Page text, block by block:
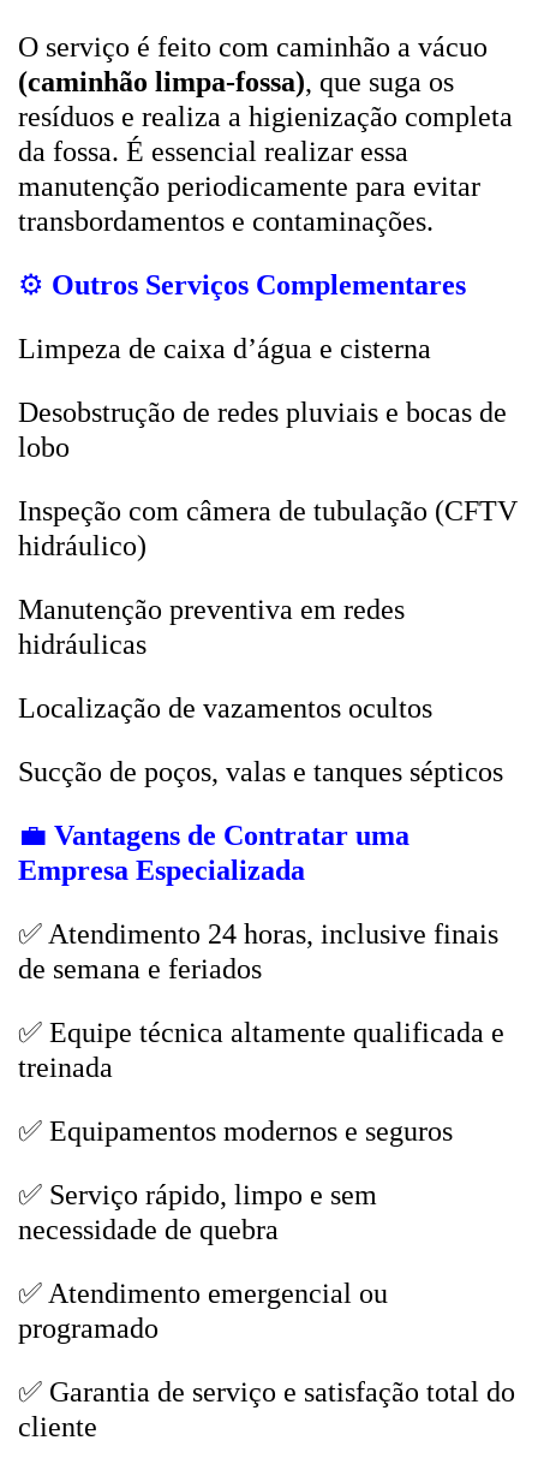
O serviço é feito com caminhão a vácuo
(caminhão limpa-fossa), que suga os
resíduos e realiza a higienização completa
da fossa. É essencial realizar essa
manutenção periodicamente para evitar
transbordamentos e contaminações.
⚙️ Outros Serviços Complementares
Limpeza de caixa d’água e cisterna
Desobstrução de redes pluviais e bocas de
lobo
Inspeção com câmera de tubulação (CFTV
hidráulico)
Manutenção preventiva em redes
hidráulicas
Localização de vazamentos ocultos
Sucção de poços, valas e tanques sépticos
💼 Vantagens de Contratar uma
Empresa Especializada
✅ Atendimento 24 horas, inclusive finais
de semana e feriados
✅ Equipe técnica altamente qualificada e
treinada
✅ Equipamentos modernos e seguros
✅ Serviço rápido, limpo e sem
necessidade de quebra
✅ Atendimento emergencial ou
programado
✅ Garantia de serviço e satisfação total do
cliente